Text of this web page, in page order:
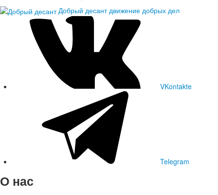
Добрый десант движение добрых дел
VKontakte
Telegram
О нас